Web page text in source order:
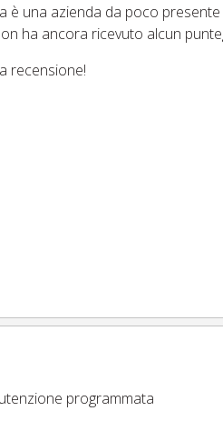
è una azienda da poco presente
ha ancora ricevuto alcun
recensione!
programmata